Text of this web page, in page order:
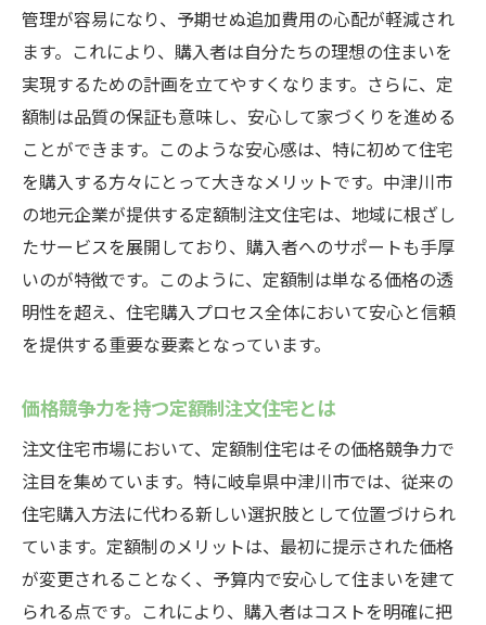
管理が容易になり、予期せぬ追加費用の心配が軽減され
ます。これにより、購入者は自分たちの理想の住まいを
実現するための計画を立てやすくなります。さらに、定
額制は品質の保証も意味し、安心して家づくりを進める
ことができます。このような安心感は、特に初めて住宅
を購入する方々にとって大きなメリットです。中津川市
の地元企業が提供する定額制注文住宅は、地域に根ざし
たサービスを展開しており、購入者へのサポートも手厚
いのが特徴です。このように、定額制は単なる価格の透
明性を超え、住宅購入プロセス全体において安心と信頼
を提供する重要な要素となっています。
価格競争力を持つ定額制注文住宅とは
注文住宅市場において、定額制住宅はその価格競争力で
注目を集めています。特に岐阜県中津川市では、従来の
住宅購入方法に代わる新しい選択肢として位置づけられ
ています。定額制のメリットは、最初に提示された価格
が変更されることなく、予算内で安心して住まいを建て
られる点です。これにより、購入者はコストを明確に把